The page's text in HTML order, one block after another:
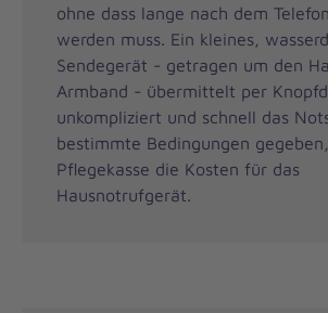
ohne dass lange nach dem
werden muss. Ein kleines,
Sendegerät - getragen um den
Armband - übermittelt per
unkompliziert und schnell das
bestimmte Bedingungen
Pflegekasse die Kosten für das
Hausnotrufgerät.